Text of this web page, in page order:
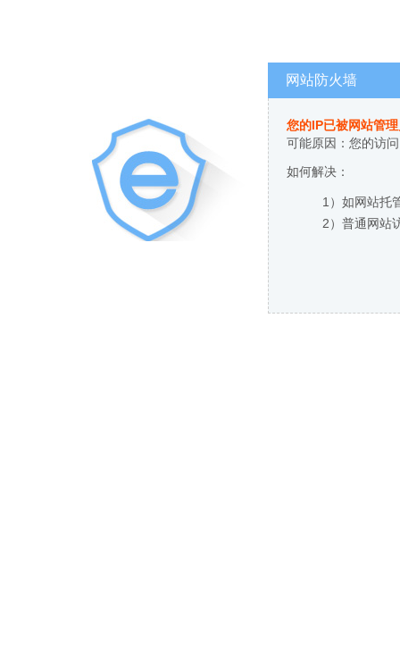
网站防火墙
您的IP已被网站管
可能原因：您的访
如何解决：
1）如网站托
2）普通网站